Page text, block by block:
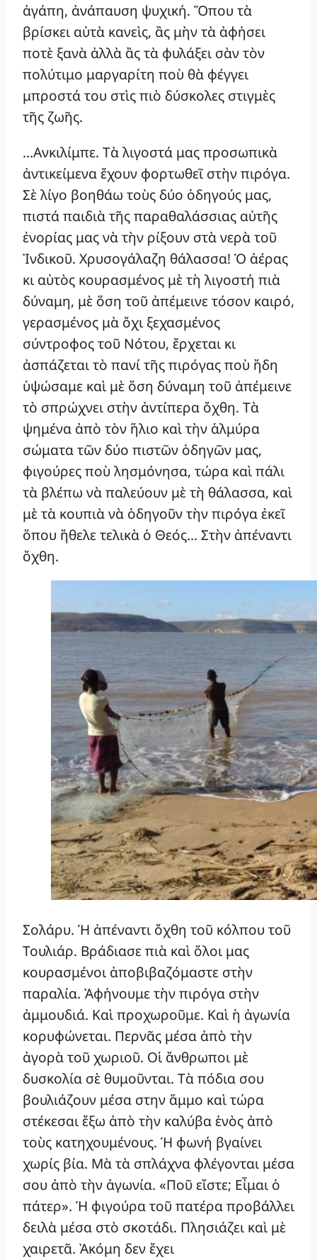
ἀγάπη, ἀνάπαυση ψυχική. Ὅπου τὰ
βρίσκει αὐτὰ κανεὶς, ἂς μὴν τὰ ἀφήσει
ποτὲ ξανὰ ἀλλὰ ἂς τὰ φυλάξει σὰν τὸν
πολύτιμο μαργαρίτη ποὺ θὰ φέγγει
μπροστά του στὶς πιὸ δύσκολες στιγμὲς
τῆς ζωῆς.
…Ανκιλίμπε. Τὰ λιγοστά μας προσωπικὰ
ἀντικείμενα ἔχουν φορτωθεῖ στὴν πιρόγα.
Σὲ λίγο βοηθάω τοὺς δύο ὁδηγούς μας,
πιστά παιδιὰ τῆς παραθαλάσσιας αὐτῆς
ἐνορίας μας νὰ τὴν ρίξουν στὰ νερὰ τοῦ
Ἰνδικοῦ. Χρυσογάλαζη θάλασσα! Ὁ ἀέρας
κι αὐτὸς κουρασμένος μὲ τὴ λιγοστή πιὰ
δύναμη, μὲ ὅση τοῦ ἀπέμεινε τόσον καιρό,
γερασμένος μὰ ὄχι ξεχασμένος
σύντροφος τοῦ Νότου, ἔρχεται κι
ἀσπάζεται τὸ πανί τῆς πιρόγας ποὺ ἤδη
ὑψώσαμε καὶ μὲ ὅση δύναμη τοῦ ἀπέμεινε
τὸ σπρώχνει στὴν ἀντίπερα ὄχθη. Τὰ
ψημένα ἀπὸ τὸν ἥλιο καὶ τὴν ἁλμύρα
σώματα τῶν δύο πιστῶν ὁδηγῶν μας,
φιγούρες ποὺ λησμόνησα, τώρα καὶ πάλι
τὰ βλέπω νὰ παλεύουν μὲ τὴ θάλασσα, καὶ
μὲ τὰ κουπιὰ νὰ ὁδηγοῦν τὴν πιρόγα ἐκεῖ
ὅπου ἤθελε τελικὰ ὁ Θεός… Στὴν ἀπέναντι
ὄχθη.
Σολάρυ. Ἡ ἀπέναντι ὄχθη τοῦ κόλπου τοῦ
Τουλιάρ. Βράδιασε πιὰ καὶ ὅλοι μας
κουρασμένοι ἀποβιβαζόμαστε στὴν
παραλία. Ἀφήνουμε τὴν πιρόγα στὴν
ἀμμουδιά. Καὶ προχωροῦμε. Καὶ ἡ ἀγωνία
κορυφώνεται. Περνᾶς μέσα ἀπὸ τὴν
ἀγορὰ τοῦ χωριοῦ. Οἱ ἄνθρωποι μὲ
δυσκολία σὲ θυμοῦνται. Τὰ πόδια σου
βουλιάζουν μέσα στην ἅμμο καὶ τώρα
στέκεσαι ἔξω ἀπὸ τὴν καλύβα ἑνὸς ἀπὸ
τοὺς κατηχουμένους. Ἡ φωνή βγαίνει
χωρίς βία. Μὰ τὰ σπλάχνα φλέγονται μέσα
σου ἀπὸ τὴν ἀγωνία. «Ποῦ εἴστε; Εἶμαι ὁ
πάτερ». Ἡ φιγούρα τοῦ πατέρα προβάλλει
δειλὰ μέσα στὸ σκοτάδι. Πλησιάζει καὶ μὲ
χαιρετᾶ. Ἀκόμη δεν ἔχει